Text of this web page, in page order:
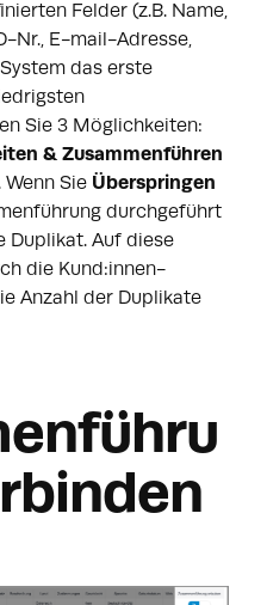
Felder (z.B. Name,
Nr., E-mail-Adresse,
das erste
Sie 3 Möglichkeiten:
& Zusammenführen
Wenn Sie Überspringen
durchgeführt
Duplikat. Auf diese
die Kund:innen-
Anzahl der Duplikate